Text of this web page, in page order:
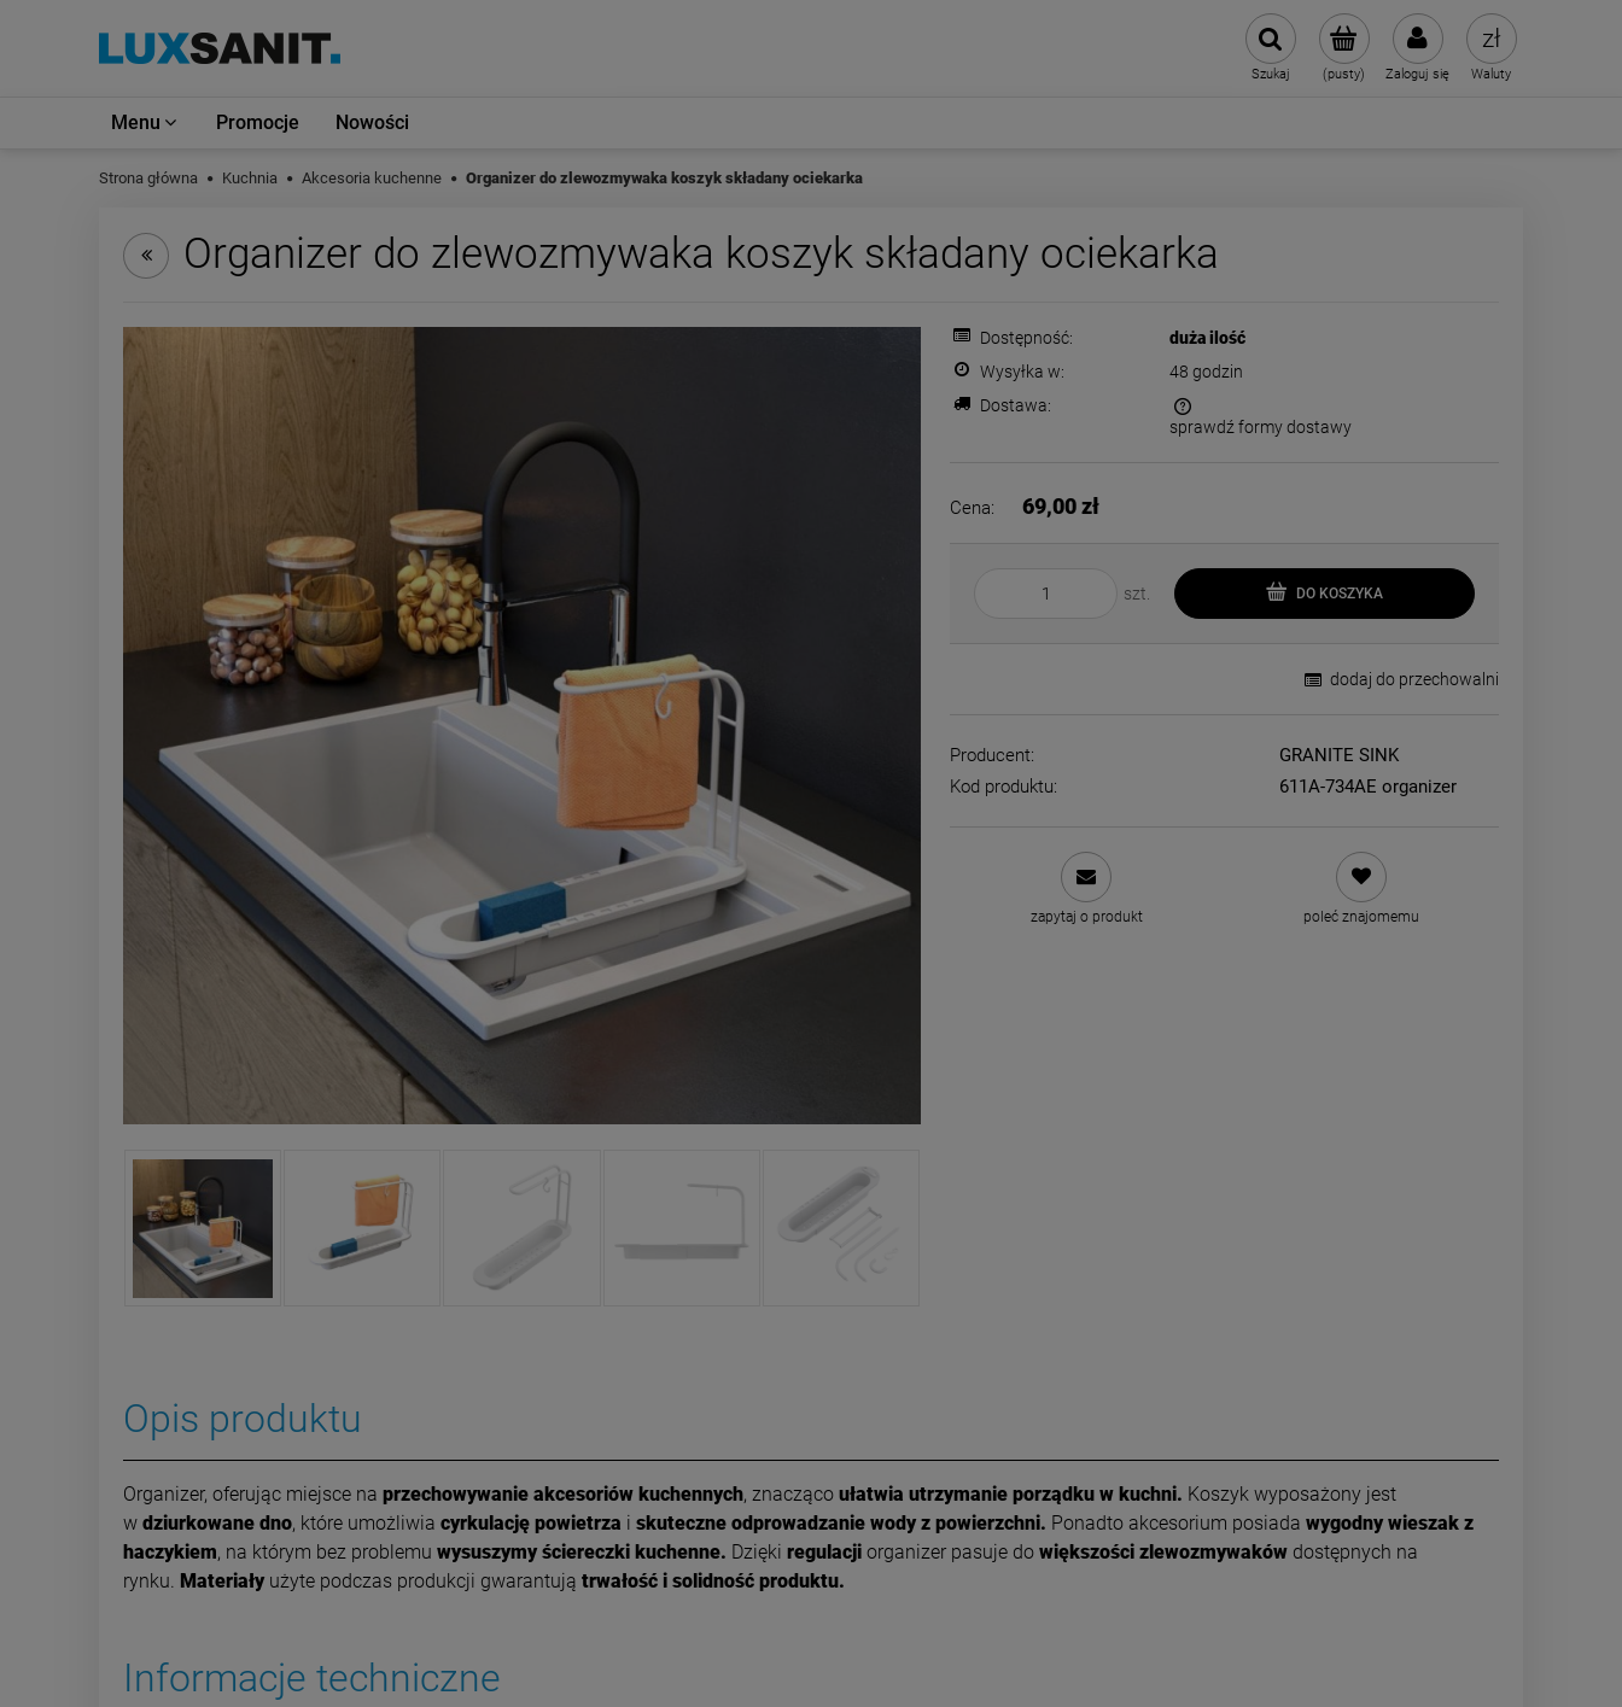
(pusty) Zaloguj się
Szukaj Waluty
Menu Promocje Nowości
Strona główna Kuchnia Akcesoria kuchenne Organizer do zlewozmywaka koszyk składany ociekarka
Organizer do zlewozmywaka koszyk składany ociekarka
Dostępność:
duża ilość
Wysyłka w:
48 godzin
Dostawa:
sprawdź formy dostawy
Cena: 69,00 zł
szt. DO KOSZYKA
dodaj do przechowalni
Producent:
GRANITE SINK
Kod produktu:
611A-734AE organizer
zapytaj o produkt poleć znajomemu
Opis produktu
Organizer, oferując miejsce na przechowywanie akcesoriów kuchennych, znacząco ułatwia utrzymanie porządku w kuchni. Koszyk wyposażony jest
w dziurkowane dno, które umożliwia cyrkulację powietrza i skuteczne odprowadzanie wody z powierzchni. Ponadto akcesorium posiada wygodny wieszak z
haczykiem, na którym bez problemu wysuszymy ściereczki kuchenne. Dzięki regulacji organizer pasuje do większości zlewozmywaków dostępnych na
rynku. Materiały użyte podczas produkcji gwarantują trwałość i solidność produktu.
Informacje techniczne